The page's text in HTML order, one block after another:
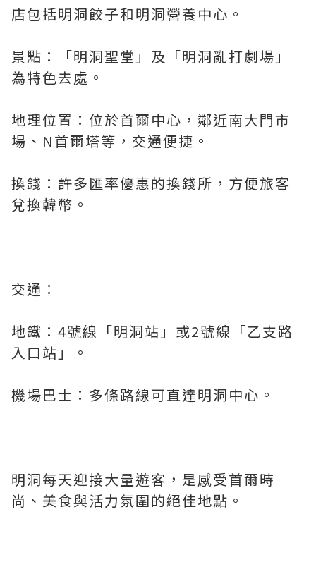
店包括明洞餃子和明洞營養中心。
景點：「明洞聖堂」及「明洞亂打劇場」
為特色去處。
地理位置：位於首爾中心，鄰近南大門市
場、N首爾塔等，交通便捷。
換錢：許多匯率優惠的換錢所，方便旅客
兌換韓幣。
交通：
地鐵：4號線「明洞站」或2號線「乙支路
入口站」。
機場巴士：多條路線可直達明洞中心。
明洞每天迎接大量遊客，是感受首爾時
尚、美食與活力氛圍的絕佳地點。